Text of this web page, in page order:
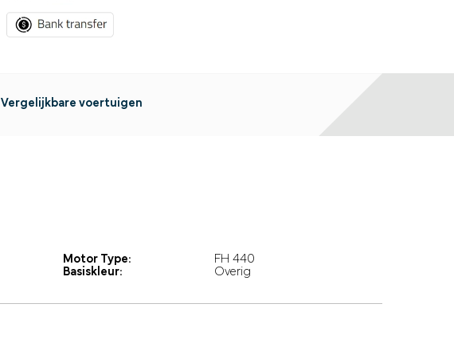
Vergelijkbare voertuigen
Motor Type:
FH 440
Basiskleur:
Overig